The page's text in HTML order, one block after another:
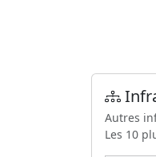
Autres
Les 10